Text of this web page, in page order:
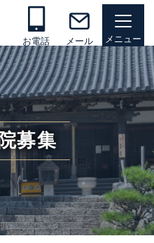
お電話 メール
募集